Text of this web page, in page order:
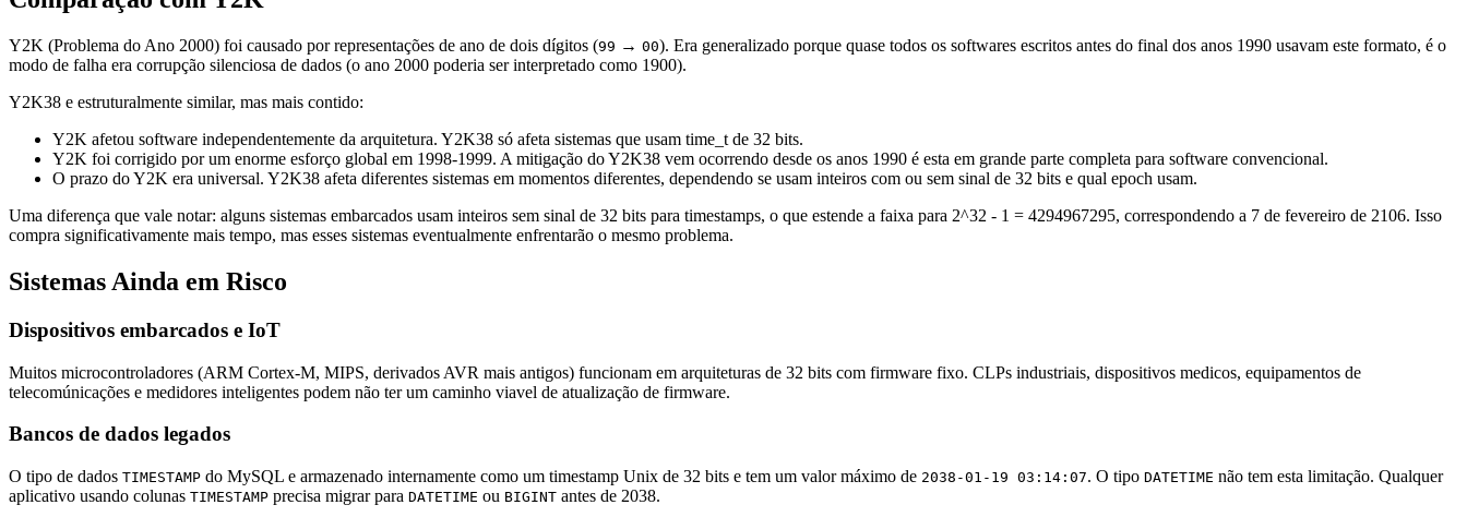
Y2K (Problema do Ano 2000) foi causado por representações de ano de dois dígitos (99 → 00). Era generalizado porque quase todos os softwares escritos antes do final dos anos 1990 usavam este formato, é o
modo de falha era corrupção silenciosa de dados (o ano 2000 poderia ser interpretado como 1900).
Y2K38 e estruturalmente similar, mas mais contido:
Y2K afetou software independentemente da arquitetura. Y2K38 só afeta sistemas que usam time_t de 32 bits.
Y2K foi corrigido por um enorme esforço global em 1998-1999. A mitigação do Y2K38 vem ocorrendo desde os anos 1990 é esta em grande parte completa para software convencional.
O prazo do Y2K era universal. Y2K38 afeta diferentes sistemas em momentos diferentes, dependendo se usam inteiros com ou sem sinal de 32 bits e qual epoch usam.
Uma diferença que vale notar: alguns sistemas embarcados usam inteiros sem sinal de 32 bits para timestamps, o que estende a faixa para 2^32 - 1 = 4294967295, correspondendo a 7 de fevereiro de 2106. Isso
compra significativamente mais tempo, mas esses sistemas eventualmente enfrentarão o mesmo problema.
Sistemas Ainda em Risco
Dispositivos embarcados e IoT
Muitos microcontroladores (ARM Cortex-M, MIPS, derivados AVR mais antigos) funcionam em arquiteturas de 32 bits com firmware fixo. CLPs industriais, dispositivos medicos, equipamentos de
telecomúnicações e medidores inteligentes podem não ter um caminho viavel de atualização de firmware.
Bancos de dados legados
O tipo de dados TIMESTAMP do MySQL e armazenado internamente como um timestamp Unix de 32 bits e tem um valor máximo de 2038-01-19 03:14:07. O tipo DATETIME não tem esta limitação. Qualquer
aplicativo usando colunas TIMESTAMP precisa migrar para DATETIME ou BIGINT antes de 2038.